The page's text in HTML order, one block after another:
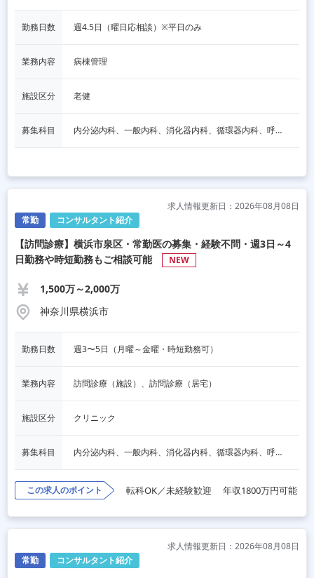
勤務日数 週4.5日（曜日応相談）※平日のみ
業務内容 病棟管理
施設区分 老健
募集科目 内分泌内科、一般内科、消化器内科、循環器内科、呼吸器内科、血液内科、心療内科、脳神経内科、老人内科、一般外科、消化器外科、心臓外科、呼吸器外科、脳神経外科、整形外科、形成外科、リハビリテーション科、泌尿器科、麻酔科
常勤 コンサルタント紹介
求人情報更新日：2026年08月08日
【訪問診療】横浜市泉区・常勤医の募集・経験不問・週3日～4
日勤務や時短勤務もご相談可能
NEW
1,500万～2,000万
神奈川県横浜市
勤務日数 週3〜5日（月曜～金曜・時短勤務可）
業務内容 訪問診療（施設）、訪問診療（居宅）
施設区分 クリニック
募集科目 内分泌内科、一般内科、消化器内科、循環器内科、呼吸器内科、血液内科、心療内科、脳神経内科、老人内科、一般外科、消化器外科、心臓外科、呼吸器外科、脳神経外科、整形外科、形成外科、リハビリテーション科、小児科
この求人のポイント 転科OK／未経験歓迎 年収1800万円可能
常勤 コンサルタント紹介
求人情報更新日：2026年08月08日